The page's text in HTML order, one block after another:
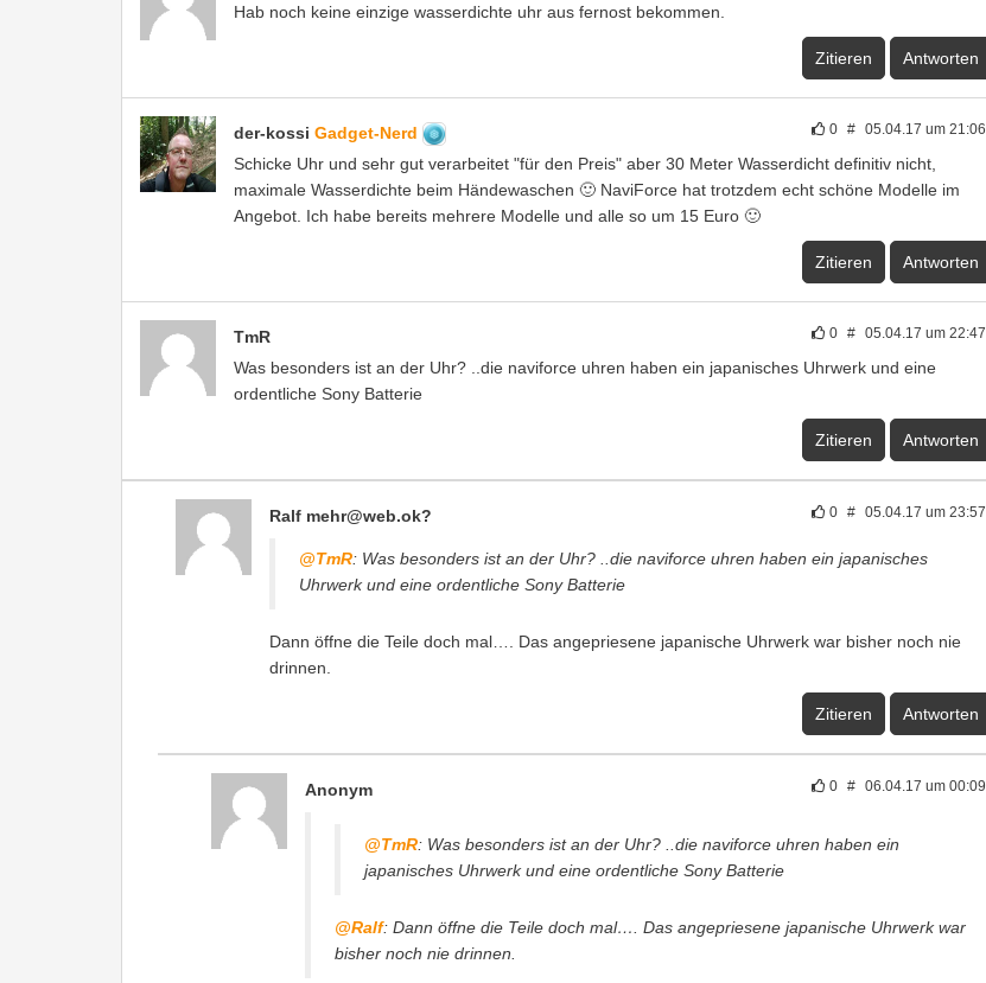
Hab noch keine einzige wasserdichte uhr aus fernost bekommen.
Zitieren Antworten
0 # 05.04.17 um 21:06
der-kossi Gadget-Nerd
Schicke Uhr und sehr gut verarbeitet "für den Preis" aber 30 Meter Wasserdicht definitiv nicht,
maximale Wasserdichte beim Händewaschen 🙂 NaviForce hat trotzdem echt schöne Modelle im
Angebot. Ich habe bereits mehrere Modelle und alle so um 15 Euro 🙂
Zitieren Antworten
0 # 05.04.17 um 22:47
TmR
Was besonders ist an der Uhr? ..die naviforce uhren haben ein japanisches Uhrwerk und eine
ordentliche Sony Batterie
Zitieren Antworten
0 # 05.04.17 um 23:57
Ralf mehr@web.ok?
@TmR: Was besonders ist an der Uhr? ..die naviforce uhren haben ein japanisches
Uhrwerk und eine ordentliche Sony Batterie
Dann öffne die Teile doch mal…. Das angepriesene japanische Uhrwerk war bisher noch nie
drinnen.
Zitieren Antworten
0 # 06.04.17 um 00:09
Anonym
@TmR: Was besonders ist an der Uhr? ..die naviforce uhren haben ein
japanisches Uhrwerk und eine ordentliche Sony Batterie
@Ralf: Dann öffne die Teile doch mal…. Das angepriesene japanische Uhrwerk war
bisher noch nie drinnen.